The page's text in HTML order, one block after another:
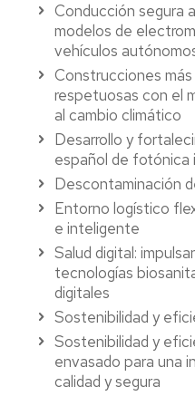
Conducción segura
modelos de
vehículos
Construcciones
respetuosas con el
al cambio climático
Desarrollo y
español de fotónica
Descontaminación
Entorno logístico
e inteligente
Salud digital:
tecnologías
digitales
Sostenibilidad y
Sostenibilidad y
envasado para una
calidad y segura